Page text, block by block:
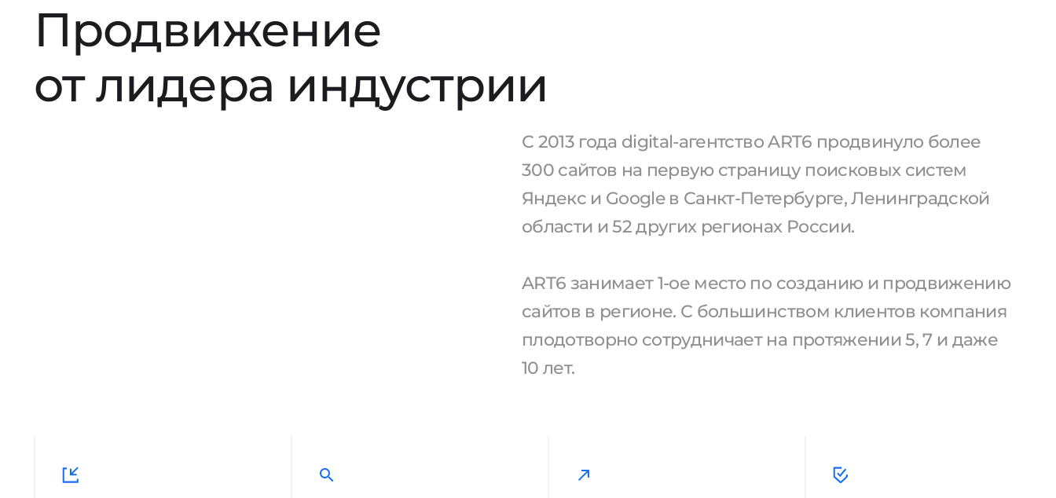
Продвижение
от лидера индустрии
С 2013 года digital-агентство ART6 продвинуло более
300 сайтов на первую страницу поисковых систем
Яндекс и Google в Санкт-Петербурге, Ленинградской
области и 52 других регионах России.
ART6 занимает 1-ое место по созданию и продвижению
сайтов в регионе. С большинством клиентов компания
плодотворно сотрудничает на протяжении 5, 7 и даже
10 лет.